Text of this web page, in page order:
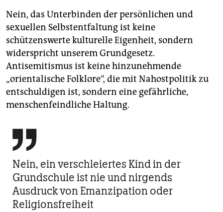
Nein, das Unterbinden der persönlichen und
sexuellen Selbstentfaltung ist keine
schützenswerte kulturelle Eigenheit, sondern
widerspricht unserem Grundgesetz.
Antisemitismus ist keine hinzunehmende
„orientalische Folklore“, die mit Nahostpolitik zu
entschuldigen ist, sondern eine gefährliche,
menschenfeindliche Haltung.

Nein, ein verschleiertes Kind in der
Grundschule ist nie und nirgends
Ausdruck von Emanzipation oder
Religionsfreiheit